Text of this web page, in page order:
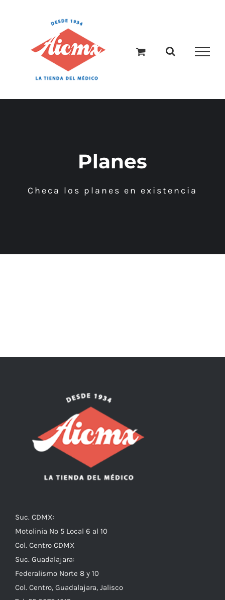
Planes
Checa los planes en existencia
Suc. CDMX:
Motolinia No 5 Local 6 al 10
Col. Centro CDMX
Suc. Guadalajara:
Federalismo Norte 8 y 10
Col. Centro, Guadalajara, Jalisco